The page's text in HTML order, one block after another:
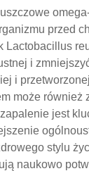
przed
Lactobacillus
i
i
może również
jest
stylu
naukowo